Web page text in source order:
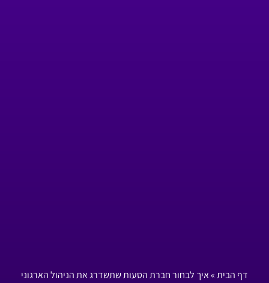
דף הבית»איך לבחור חברת הסעות שתשדרג את הניהול הארגוני